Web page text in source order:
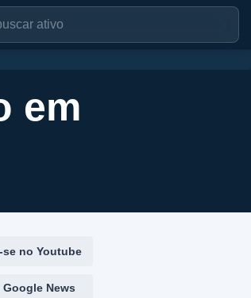
em
se no Youtube
News